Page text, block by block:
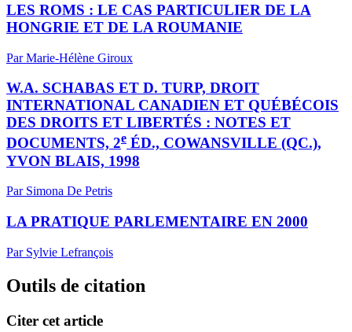
LES ROMS : LE CAS PARTICULIER DE LA
HONGRIE ET DE LA ROUMANIE
Par Marie-Hélène Giroux
W.A. SCHABAS ET D. TURP, DROIT
INTERNATIONAL CANADIEN ET QUÉBÉCOIS
DES DROITS ET LIBERTÉS : NOTES ET
DOCUMENTS, 2e ÉD., COWANSVILLE (QC.),
YVON BLAIS, 1998
Par Simona De Petris
LA PRATIQUE PARLEMENTAIRE EN 2000
Par Sylvie Lefrançois
Outils de citation
Citer cet article